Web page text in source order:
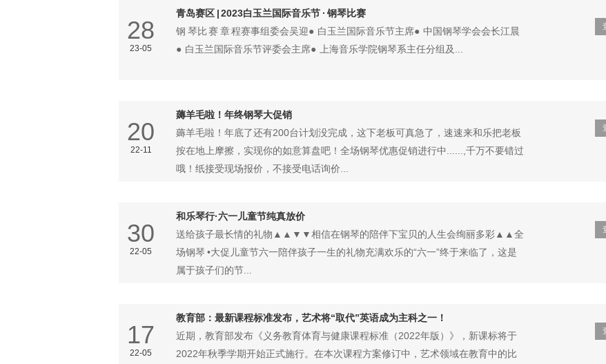
28
23-05
青岛赛区 | 2023白玉兰国际音乐节 · 钢琴比赛
钢 琴比 赛 章 程赛事组委会吴迎● 白玉兰国际音乐节主席● 中国钢琴学会会长江晨
● 白玉兰国际音乐节评委会主席● 上海音乐学院钢琴系主任分组及...
20
22-11
薅羊毛啦！年终钢琴大促销
薅羊毛啦！年底了还有200台计划没完成，这下老板可真急了，速速来和乐把老板
按在地上摩擦，实现你的如意算盘吧！全场钢琴优惠促销进行中......,千万不要错过
哦！纸接受现场报价，不接受电话询价...
30
22-05
和乐琴行·六一儿童节纯真放价
送给孩子最长情的礼物▲▲▼▼相信在钢琴的陪伴下宝贝的人生会绚丽多彩▲▲全
场钢琴 •大促儿童节六一陪伴孩子一生的礼物充满欢乐的“六一”终于来临了，这是
属于孩子们的节...
17
22-05
教育部：最新课程标准发布，艺术将“取代”英语成为主科之一！
近期，教育部发布《义务教育体育与健康课程标准（2022年版）》，新课标将于
2022年秋季学期开始正式施行。在本次课程方案修订中，艺术领域在教育中的比